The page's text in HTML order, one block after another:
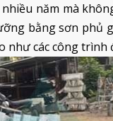
năm mà
bằng sơn phủ
như các công trình